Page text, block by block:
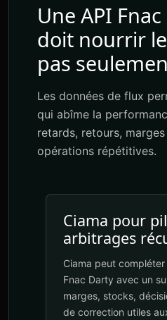
Une API
doit nourrir
pas
Les données de flux
qui abîme la
retards, retours,
opérations répétitives.
Ciama pour
arbitrages
Ciama peut
Fnac Darty avec un
marges, stocks,
de correction utiles